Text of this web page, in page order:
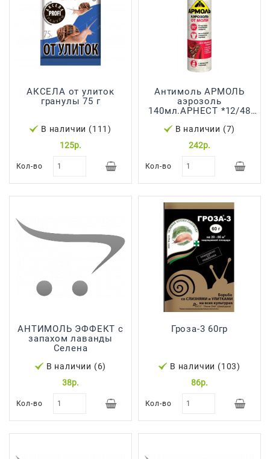
АКСЕЛА от улиток
гранулы 75 г
В наличии (111)
125р.
Кол-во
Антимоль АРМОЛЬ
аэрозоль
140мл.АРНЕСТ *12/48
В наличии (7)
242р.
Кол-во
АНТИМОЛЬ ЭФФЕКТ с
запахом лаванды
Селена
В наличии (6)
38р.
Кол-во
Гроза-3 60гр
В наличии (103)
86р.
Кол-во